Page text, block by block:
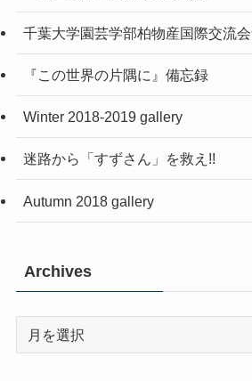
千葉大学園芸学部柏物産国際交流
『この世界の片隅に』備忘録
Winter 2018-2019 gallery
迷路から「すずさん」を救え!!
Autumn 2018 gallery
Archives
Archives